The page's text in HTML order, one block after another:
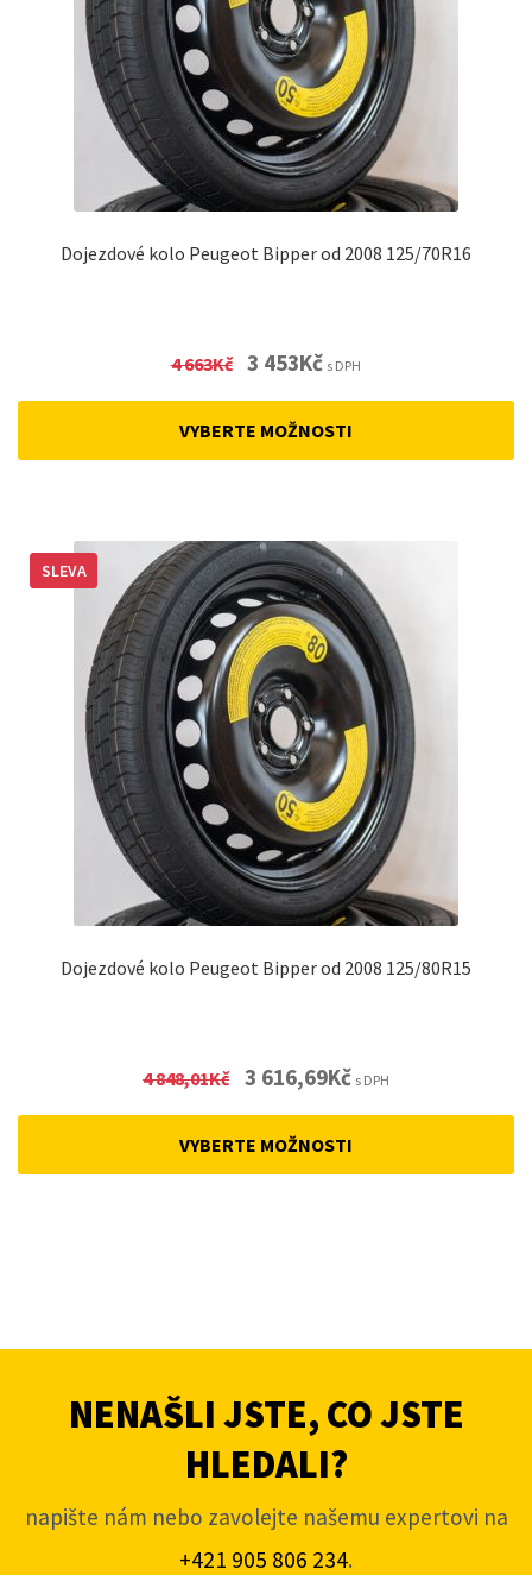
Dojezdové kolo Peugeot Bipper od 2008 125/70R16
4 663Kč Original
3 453KčCurrent
s DPH
VYBERTE MOŽNOSTI
Dojezdové kolo Peugeot Bipper od 2008 125/80R15
SLEVA
4 848,01Kč Original
3 616,69KčCurrent
s DPH
VYBERTE MOŽNOSTI
NENAŠLI JSTE, CO JSTE
HLEDALI?
napište nám nebo zavolejte našemu expertovi na
+421 905 806 234.